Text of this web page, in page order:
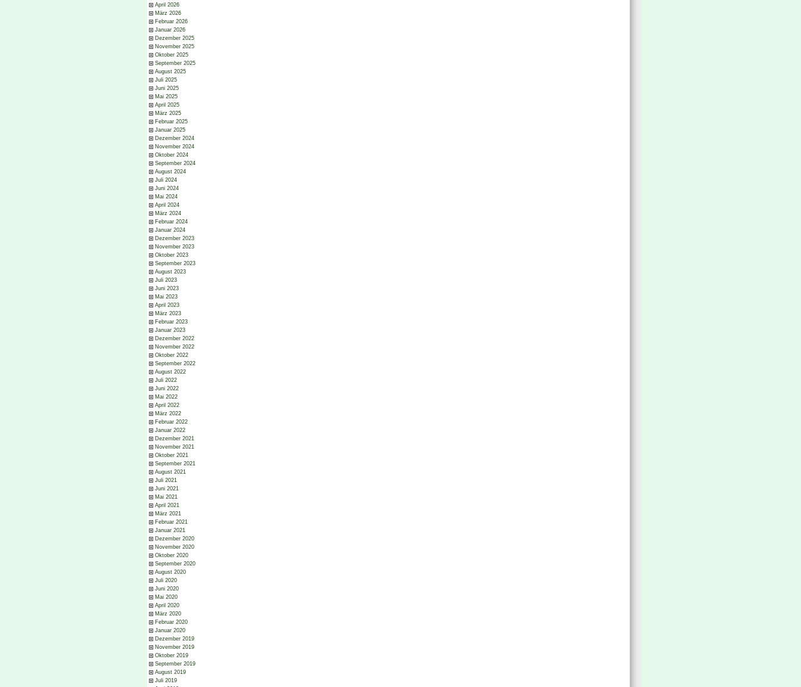
April 2026
März 2026
Februar 2026
Januar 2026
Dezember 2025
November 2025
Oktober 2025
September 2025
August 2025
Juli 2025
Juni 2025
Mai 2025
April 2025
März 2025
Februar 2025
Januar 2025
Dezember 2024
November 2024
Oktober 2024
September 2024
August 2024
Juli 2024
Juni 2024
Mai 2024
April 2024
März 2024
Februar 2024
Januar 2024
Dezember 2023
November 2023
Oktober 2023
September 2023
August 2023
Juli 2023
Juni 2023
Mai 2023
April 2023
März 2023
Februar 2023
Januar 2023
Dezember 2022
November 2022
Oktober 2022
September 2022
August 2022
Juli 2022
Juni 2022
Mai 2022
April 2022
März 2022
Februar 2022
Januar 2022
Dezember 2021
November 2021
Oktober 2021
September 2021
August 2021
Juli 2021
Juni 2021
Mai 2021
April 2021
März 2021
Februar 2021
Januar 2021
Dezember 2020
November 2020
Oktober 2020
September 2020
August 2020
Juli 2020
Juni 2020
Mai 2020
April 2020
März 2020
Februar 2020
Januar 2020
Dezember 2019
November 2019
Oktober 2019
September 2019
August 2019
Juli 2019